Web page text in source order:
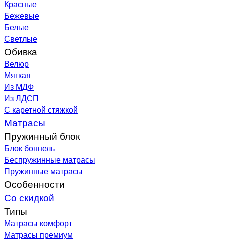
Красные
Бежевые
Белые
Светлые
Обивка
Велюр
Мягкая
Из МДФ
Из ЛДСП
С каретной стяжкой
Матрасы
Пружинный блок
Блок боннель
Беспружинные матрасы
Пружинные матрасы
Особенности
Со скидкой
Типы
Матрасы комфорт
Матрасы премиум